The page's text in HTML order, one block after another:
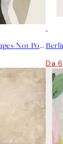
Abstract Green Shapes No1 Poster
Da